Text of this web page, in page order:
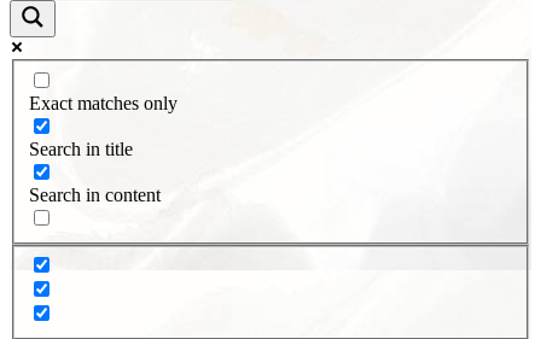
Exact matches only
Search in title
Search in content